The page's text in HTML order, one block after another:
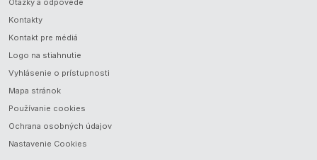
Otázky a odpovede
Kontakty
Kontakt pre médiá
Logo na stiahnutie
Vyhlásenie o prístupnosti
Mapa stránok
Používanie cookies
Ochrana osobných údajov
Nastavenie Cookies